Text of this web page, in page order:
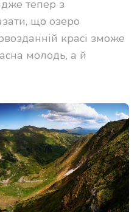
тепер з
що озеро
красі зможе
молодь, а й